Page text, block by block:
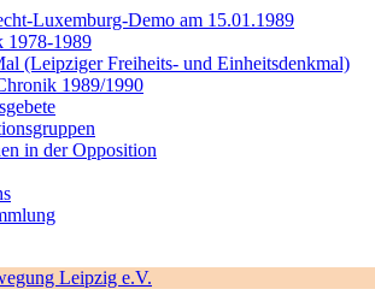
Luxemburg-Demo am 15.01.1989
1978-1989
(Leipziger Freiheits- und Einheitsdenkmal)
1989/1990
in der Opposition